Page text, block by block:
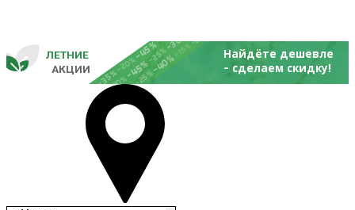
-20%
-25%
-45%
-35%-20%
-25%
-45%
-30%
-15%
-20%
-25%
-40%
АКЦИИ
ЛЕТНИЕ Найдёте дешевле
- сделаем